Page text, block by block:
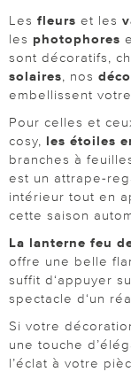
Les fleurs et les
les photophores
sont décoratifs,
solaires, nos
embellissent
Pour celles et
cosy, les étoiles
branches à
est un attrape-
intérieur tout en
cette saison
La lanterne feu
offre une belle
suffit d‘appuyer
spectacle d‘un
Si votre
une touche
l’éclat à votre